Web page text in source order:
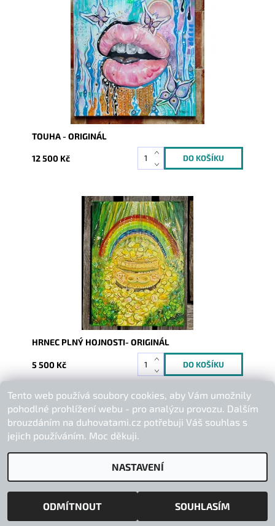
Dostupnost:
Skladem
9235
TOUHA - ORIGINÁL
12 500 Kč
Skladem
10262
HRNEC PLNÝ HOJNOSTI- ORIGINÁL
5 500 Kč
Buďte první, kdo napíše příspěvek k této položce.
Přidat komentář
2026 © Duhová Tami, všechna práva vyhrazena
Tento web používá soubory cookies, aby Vám umožnily
pohodlné prohlížení webu - pro analýzu provozu. Dalším
brouzdáním na duhovatami.cz potřebuji Váš souhlas s
jejich používáním. Moc děkuji.
NASTAVENÍ
ODMÍTNOUT SOUHLASÍM